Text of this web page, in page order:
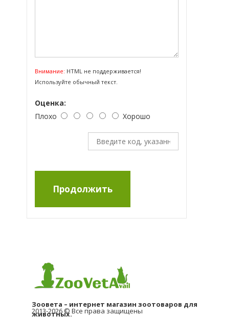
Внимание: HTML не поддерживается!
Используйте обычный текст.
Оценка:
Плохо
Хорошо
Продолжить
Зоовета – интернет магазин зоотоваров для
животных.
2013-2026 © Все права защищены